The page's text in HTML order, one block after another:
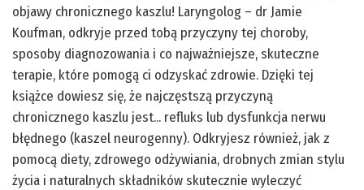
objawy chronicznego kaszlu! Laryngolog – dr Jamie
Koufman, odkryje przed tobą przyczyny tej choroby,
sposoby diagnozowania i co najważniejsze, skuteczne
terapie, które pomogą ci odzyskać zdrowie. Dzięki tej
książce dowiesz się, że najczęstszą przyczyną
chronicznego kaszlu jest... refluks lub dysfunkcja nerwu
błędnego (kaszel neurogenny). Odkryjesz również, jak z
pomocą diety, zdrowego odżywiania, drobnych zmian stylu
życia i naturalnych składników skutecznie wyleczyć